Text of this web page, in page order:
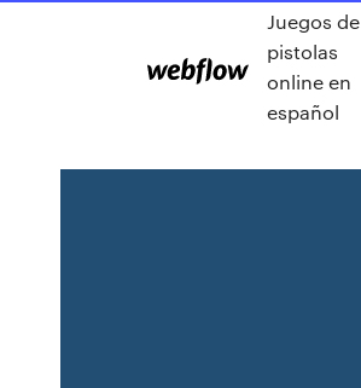
Juegos de
pistolas
online en
español